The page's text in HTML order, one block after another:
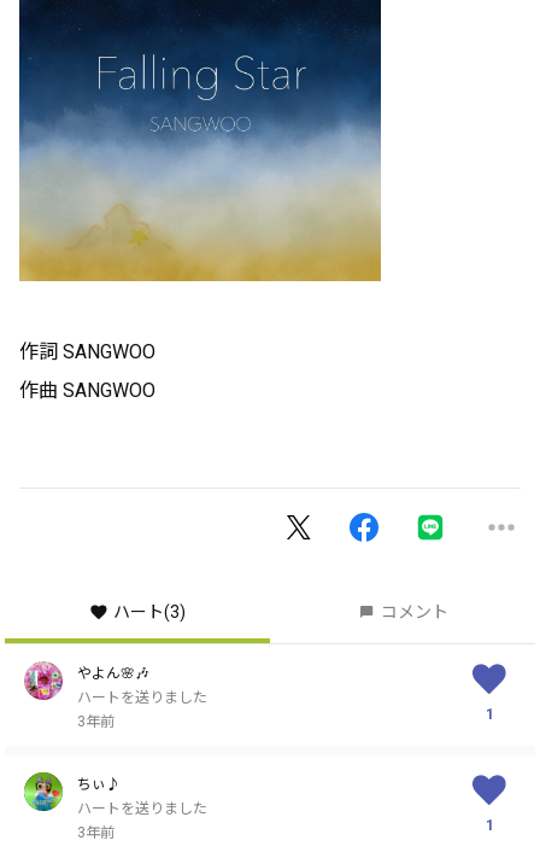
作詞 SANGWOO
作曲 SANGWOO
ハート(3) コメント
やよん🌸🎶
ハートを送りました
3年前
1
ちぃ♪
ハートを送りました
3年前
1